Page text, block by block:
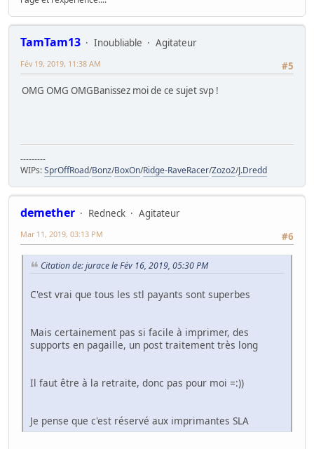
TamTam13 Inoubliable
Agitateur
#5
Fév 19, 2019, 11:38 AM
OMG OMG OMGBanissez moi de ce sujet svp !
---------
WIPs:SprOffRoad/Bonz/BoxOn/Ridge-RaveRacer/Zozo2/J.Dredd
demether Redneck
Agitateur
#6
Mar 11, 2019, 03:13 PM
Citation de: jurace le Fév 16, 2019, 05:30 PM
C'est vrai que tous les stl payants sont superbes
Mais certainement pas si facile à imprimer, des
supports en pagaille, un post traitement très long
Il faut être à la retraite, donc pas pour moi =:))
Je pense que c'est réservé aux imprimantes SLA